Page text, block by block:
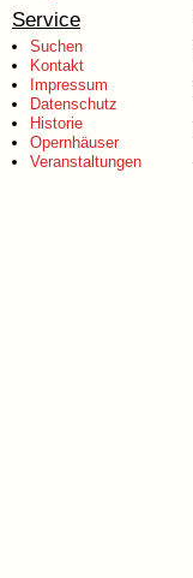
Service
Suchen
Kontakt
Impressum
Datenschutz
Historie
Opernhäuser
Veranstaltungen